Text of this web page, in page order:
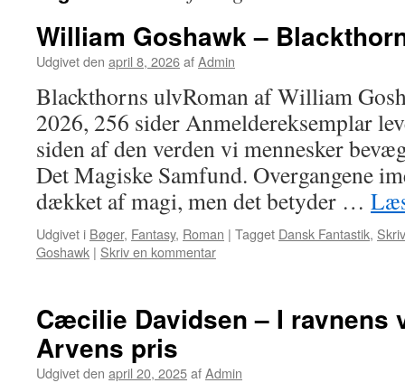
William Goshawk –
Udgivet den april 8, 2026afAdmin
Blackthorns ulvRoman af William
2026, 256 sider Anmeldereksemplar
siden af den verden vi mennesker
Det Magiske Samfund. Overgangene
dækket af magi, men det betyder …
Udgivet i Bøger, Fantasy, Roman | Tagget Dansk Fantastik,
Goshawk | Skriv en kommentar
Cæcilie Davidsen – I ravnens
Arvens pris
Udgivet den april 20, 2025afAdmin